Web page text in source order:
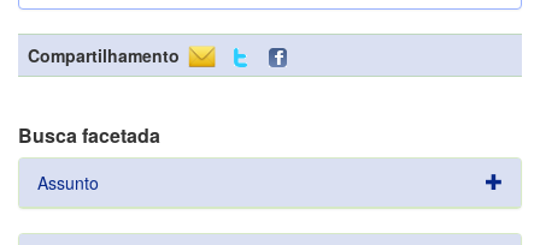
Compartilhamento
Busca facetada
Assunto